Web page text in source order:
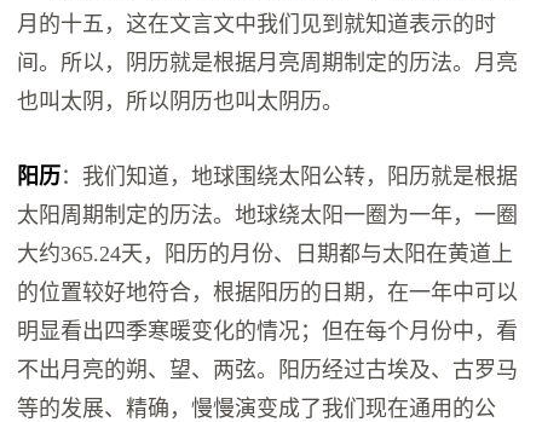
月的十五，这在文言文中我们见到就知道表示的时
间。所以，阴历就是根据月亮周期制定的历法。月亮
也叫太阴，所以阴历也叫太阴历。
阳历 ：我们知道，地球围绕太阳公转，阳历就是根据
太阳周期制定的历法。地球绕太阳一圈为一年，一圈
大约365.24天，阳历的月份、日期都与太阳在黄道上
的位置较好地符合，根据阳历的日期，在一年中可以
明显看出四季寒暖变化的情况；但在每个月份中，看
不出月亮的朔、望、两弦。阳历经过古埃及、古罗马
等的发展、精确，慢慢演变成了我们现在通用的公